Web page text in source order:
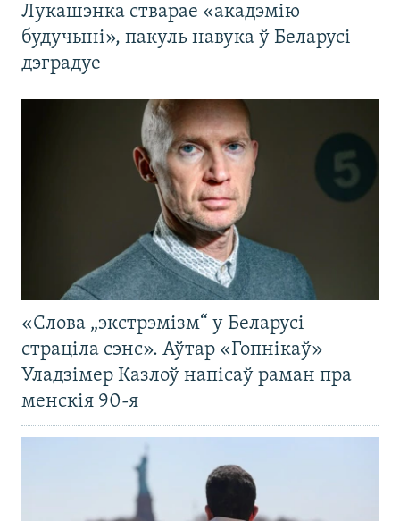
Лукашэнка стварае «акадэмію
будучыні», пакуль навука ў Беларусі
дэградуе
«Слова „экстрэмізм“ у Беларусі
страціла сэнс». Аўтар «Гопнікаў»
Уладзімер Казлоў напісаў раман пра
менскія 90-я